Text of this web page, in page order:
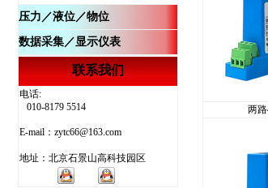
压力 ／液位／物位
数据采集／显示仪表
联系我们
电话:
010-8179 5514
E-mail：zytc66@163.com
地址：北京石景山高科技园区
两